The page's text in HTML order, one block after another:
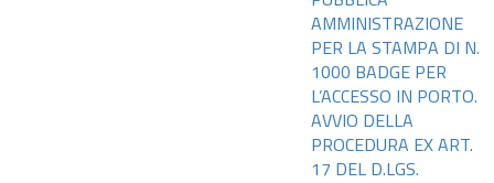
AMMINISTRAZIONE
PER LA STAMPA DI N.
1000 BADGE PER
L’ACCESSO IN PORTO.
AVVIO DELLA
PROCEDURA EX ART.
17 DEL D.LGS.